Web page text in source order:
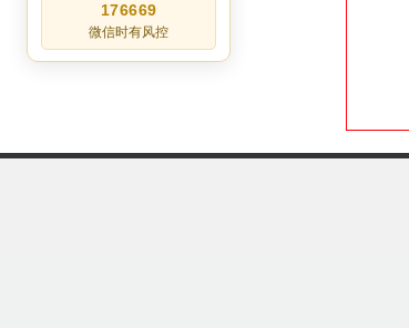
176669
微信时有风控